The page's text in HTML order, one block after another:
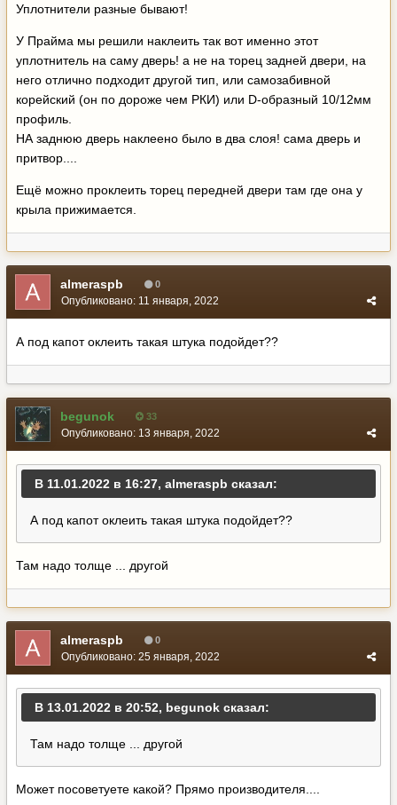
Уплотнители разные бывают!
У Прайма мы решили наклеить так вот именно этот
уплотнитель на саму дверь! а не на торец задней двери, на
него отлично подходит другой тип, или самозабивной
корейский (он по дороже чем РКИ) или D-образный 10/12мм
профиль.
НА заднюю дверь наклеено было в два слоя! сама дверь и
притвор....
Ещё можно проклеить торец передней двери там где она у
крыла прижимается.
almeraspb 0
Опубликовано: 11 января, 2022
А под капот оклеить такая штука подойдет??
begunok 33
Опубликовано: 13 января, 2022
В 11.01.2022 в 16:27, almeraspb сказал:
А под капот оклеить такая штука подойдет??
Там надо толще ... другой
almeraspb 0
Опубликовано: 25 января, 2022
В 13.01.2022 в 20:52, begunok сказал:
Там надо толще ... другой
Может посоветуете какой? Прямо производителя....